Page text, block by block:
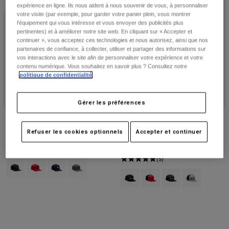
Nouveau
Product swatch type of Noir/Gris anthracite.
Product swatch type of Rouge flamme.
Product swatch type of Bleu minuit.
Product swatch type of Gris Acier.
Nouveau
34,99 €
(5)
Product swatch type of Noir.
Product swatch type of
Product swatch
Product
expérience en ligne. Ils nous aident à nous souvenir de vous, à personnaliser
votre visite (par exemple, pour garder votre panier plein, vous montrer
l'équipement qui vous intéresse et vous envoyer des publicités plus
pertinentes) et à améliorer notre site web. En cliquant sur « Accepter et
continuer », vous acceptez ces technologies et nous autorisez, ainsi que nos
partenaires de confiance, à collecter, utiliser et partager des informations sur
vos interactions avec le site afin de personnaliser votre expérience et votre
contenu numérique. Vous souhaitez en savoir plus ? Consultez notre
politique de confidentialité
Gérer les préférences
Refuser les cookies optionnels Accepter et continuer